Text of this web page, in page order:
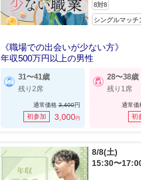
8対8
シングルマッチ
《職場での出会いが少ない方》
年収500万円以上の男性
31〜41歳
残り2席
通常価格3,400円
初参加 3,000円
28〜38歳
残り1席
通常価
初
8/8(土)
15:30〜